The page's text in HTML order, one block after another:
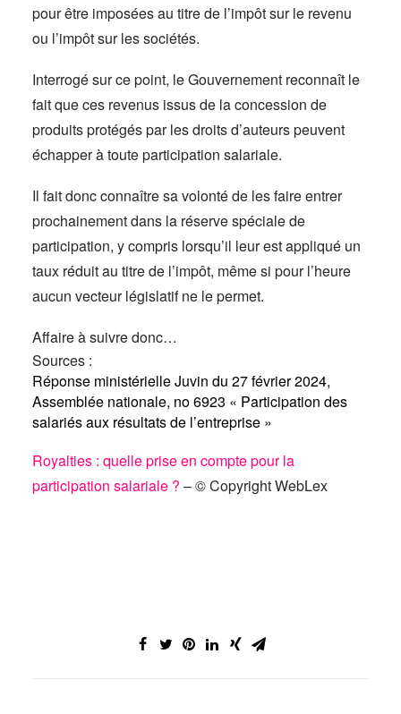
pour être imposées au titre de l’impôt sur le revenu
ou l’impôt sur les sociétés.
Interrogé sur ce point, le Gouvernement reconnaît le
fait que ces revenus issus de la concession de
produits protégés par les droits d’auteurs peuvent
échapper à toute participation salariale.
Il fait donc connaître sa volonté de les faire entrer
prochainement dans la réserve spéciale de
participation, y compris lorsqu’il leur est appliqué un
taux réduit au titre de l’impôt, même si pour l’heure
aucun vecteur législatif ne le permet.
Affaire à suivre donc…
Sources :
Réponse ministérielle Juvin du 27 février 2024,
Assemblée nationale, no 6923 « Participation des
salariés aux résultats de l’entreprise »
Royalties : quelle prise en compte pour la
participation salariale ? – © Copyright WebLex